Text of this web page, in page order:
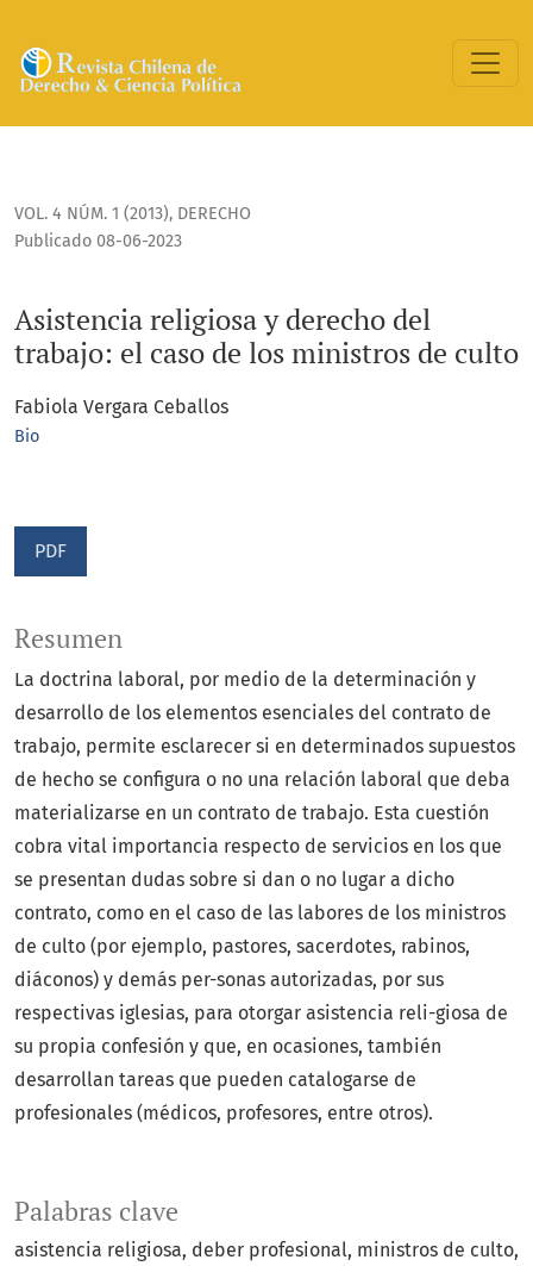
VOL. 4 NÚM. 1 (2013), DERECHO
Asistencia religiosa y derecho del
trabajo: el caso de los ministros de culto
Publicado 08-06-2023
Fabiola Vergara Ceballos
Bio
PDF
Palabras clave
asistencia religiosa deber profesional ministros de culto
Resumen
La doctrina laboral, por medio de la determinación y
desarrollo de los elementos esenciales del contrato de
trabajo, permite esclarecer si en determinados supuestos
de hecho se configura o no una relación laboral que deba
materializarse en un contrato de trabajo. Esta cuestión
cobra vital importancia respecto de servicios en los que
se presentan dudas sobre si dan o no lugar a dicho
contrato, como en el caso de las labores de los ministros
de culto (por ejemplo, pastores, sacerdotes, rabinos,
diáconos) y demás per-sonas autorizadas, por sus
respectivas iglesias, para otorgar asistencia reli-giosa de
su propia confesión y que, en ocasiones, también
desarrollan tareas que pueden catalogarse de
profesionales (médicos, profesores, entre otros).